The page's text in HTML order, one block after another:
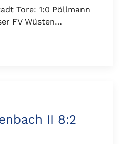
Tore: 1:0 Pöllmann
FV Wüsten…
II 8:2